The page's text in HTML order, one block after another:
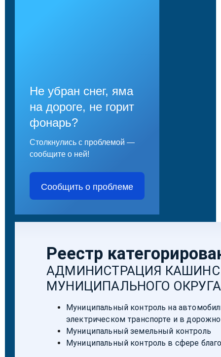
Не убран снег, яма
на дороге, не горит
фонарь?
Столкнулись с проблемой —
сообщите о ней!
Сообщить о проблеме